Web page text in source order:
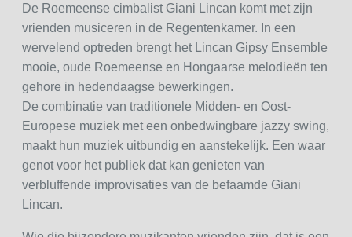
De Roemeense cimbalist Giani Lincan komt met zijn
vrienden musiceren in de Regentenkamer. In een
wervelend optreden brengt het Lincan Gipsy Ensemble
mooie, oude Roemeense en Hongaarse melodieën ten
gehore in hedendaagse bewerkingen.
De combinatie van traditionele Midden- en Oost-
Europese muziek met een onbedwingbare jazzy swing,
maakt hun muziek uitbundig en aanstekelijk. Een waar
genot voor het publiek dat kan genieten van
verbluffende improvisaties van de befaamde Giani
Lincan.